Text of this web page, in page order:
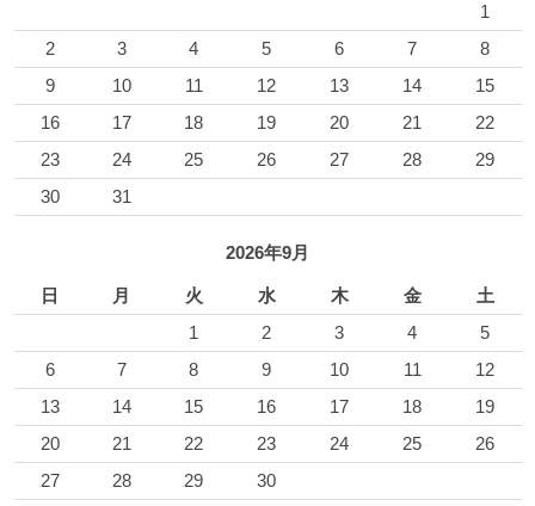
1
2
3 4 5 6 7
8
9
10 11 12 13 14
15
16
17 18 19 20 21
22
23
24 25 26 27 28
29
30
31
2026年9月
日 月 火 水 木 金
土
1
2 3 4
5
6
7 8 9 10 11
12
13
14 15 16 17 18
19
20
21 22 23 24 25
26
27
28 29 30